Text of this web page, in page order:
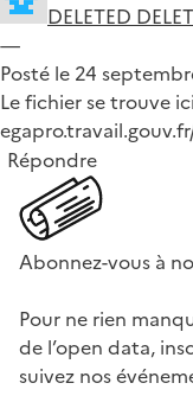
DELETED
—
Posté le 24
Le fichier se trouve
Répondre
Abonnez-vous à
Pour ne rien
de l’open data,
suivez nos